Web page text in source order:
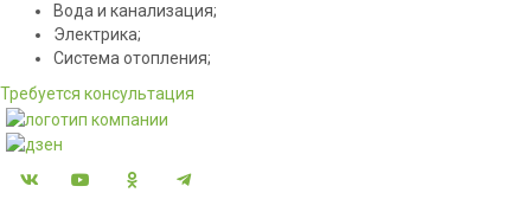
Вода и канализация;
Электрика;
Система отопления;
Требуется консультация